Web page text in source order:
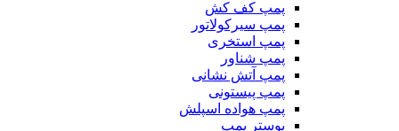
پمپ کف کش
پمپ سیرکولاتور
پمپ استخری
پمپ شناور
پمپ آتش نشانی
پمپ پیستونی
پمپ هواده اسپلش
بوستر پمپ